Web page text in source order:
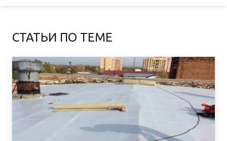
СТАТЬИ ПО ТЕМЕ